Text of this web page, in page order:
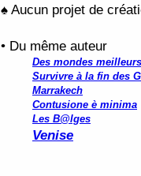
♠ Aucun projet de
• Du même auteur
Des mondes
Survivre à la fin des
Marrakech
Contusione è minima
Les B@lges
Venise